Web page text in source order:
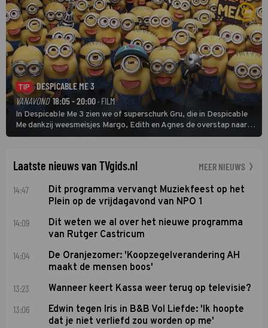
TIP
DESPICABLE ME 3
VANAVOND 18:05 - 20:00· FILM
In Despicable Me 3 zien we of superschurk Gru, die in Despicable
Me dankzij weesmeisjes Margo, Edith en Agnes de overstap naar
het rechte pad maakte, ook op dat pad weet te blijven.
Laatste nieuws van TVgids.nl MEER NIEUWS
14:47
Dit programma vervangt Muziekfeest op het
Plein op de vrijdagavond van NPO 1
14:09
Dit weten we al over het nieuwe programma
van Rutger Castricum
14:04
De Oranjezomer: 'Koopzegelverandering AH
maakt de mensen boos'
13:23 Wanneer keert Kassa weer terug op televisie?
13:06
Edwin tegen Iris in B&B Vol Liefde: 'Ik hoopte
dat je niet verliefd zou worden op me'